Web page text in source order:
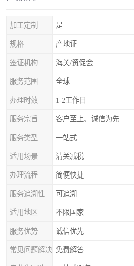
加工定制 是
规格 产地证
签证机构 海关/贸促会
服务范围 全球
办理时效 1-2工作日
服务宗旨 客户至上、诚信为先
服务类型 一站式
适用场景 清关减税
办理流程 简便快捷
服务追溯性 可追溯
适用地区 不限国家
服务优势 诚信优先
常见问题解决 免费解答